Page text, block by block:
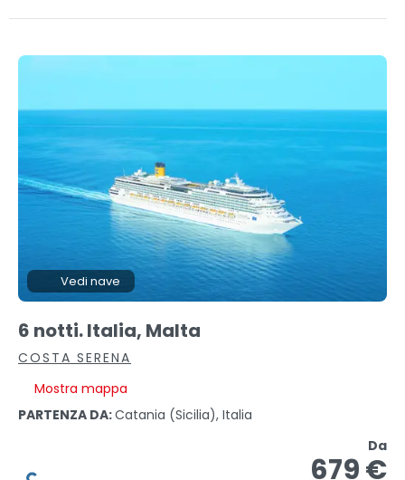
Vedi nave
6 notti. Italia, Malta
COSTA SERENA
Mostra mappa
PARTENZA DA:Catania (sicilia), Italia
Da
679 €